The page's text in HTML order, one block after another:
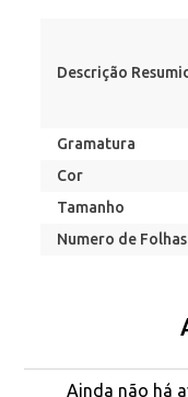
Descrição
Gramatura
Cor
Tamanho
Numero de Folhas
Ainda não há